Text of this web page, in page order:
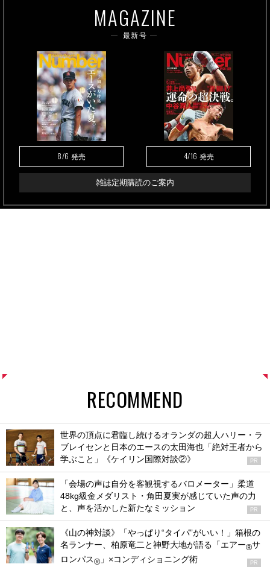
MAGAZINE
最新号
8/6 発売 4/16 発売
雑誌定期購読のご案内
RECOMMEND
世界の頂点に君臨し続けるオランダの超人ハリー・ラ
ブレイセンと日本のエースの太田海也「絶対王者から
学ぶこと」《ケイリン国際対談②》
PR
「会場の声は自分を客観視するバロメーター」柔道
48kg級金メダリスト・角田夏実が感じていた声の力
と、声を活かした新たなミッション
PR
《山の神対談》「やっぱり“タイパ”がいい！」箱根の
名ランナー、柏原竜二と神野大地が語る「エアー®サ
ロンパス® 」×コンディショニング術 PR